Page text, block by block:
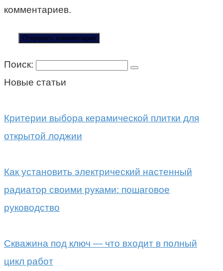
комментариев.
Поиск:
Новые статьи
Критерии выбора керамической плитки для
открытой лоджии
Как установить электрический настенный
радиатор своими руками: пошаговое
руководство
Скважина под ключ — что входит в полный
цикл работ